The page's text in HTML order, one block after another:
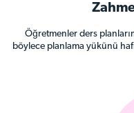
Öğretmenler ders
böylece planlama yükünü